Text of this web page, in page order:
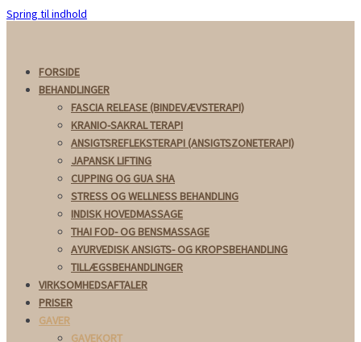
Spring til indhold
FORSIDE
BEHANDLINGER
FASCIA RELEASE (BINDEVÆVSTERAPI)
KRANIO-SAKRAL TERAPI
ANSIGTSREFLEKSTERAPI (ANSIGTSZONETERAPI)
JAPANSK LIFTING
CUPPING OG GUA SHA
STRESS OG WELLNESS BEHANDLING
INDISK HOVEDMASSAGE
THAI FOD- OG BENSMASSAGE
AYURVEDISK ANSIGTS- OG KROPSBEHANDLING
TILLÆGSBEHANDLINGER
VIRKSOMHEDSAFTALER
PRISER
GAVER
GAVEKORT